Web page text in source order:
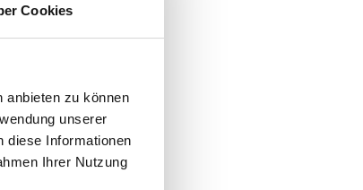
Cookies
anbieten zu können
unserer
diese Informationen
Ihrer Nutzung